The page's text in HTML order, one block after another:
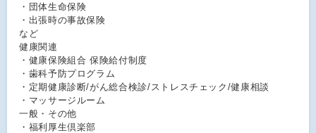
・団体生命保険
・出張時の事故保険
など
健康関連
・健康保険組合 保険給付制度
・歯科予防プログラム
・定期健康診断/がん総合検診/ストレスチェック/健康相談
・マッサージルーム
一般・その他
・福利厚生倶楽部